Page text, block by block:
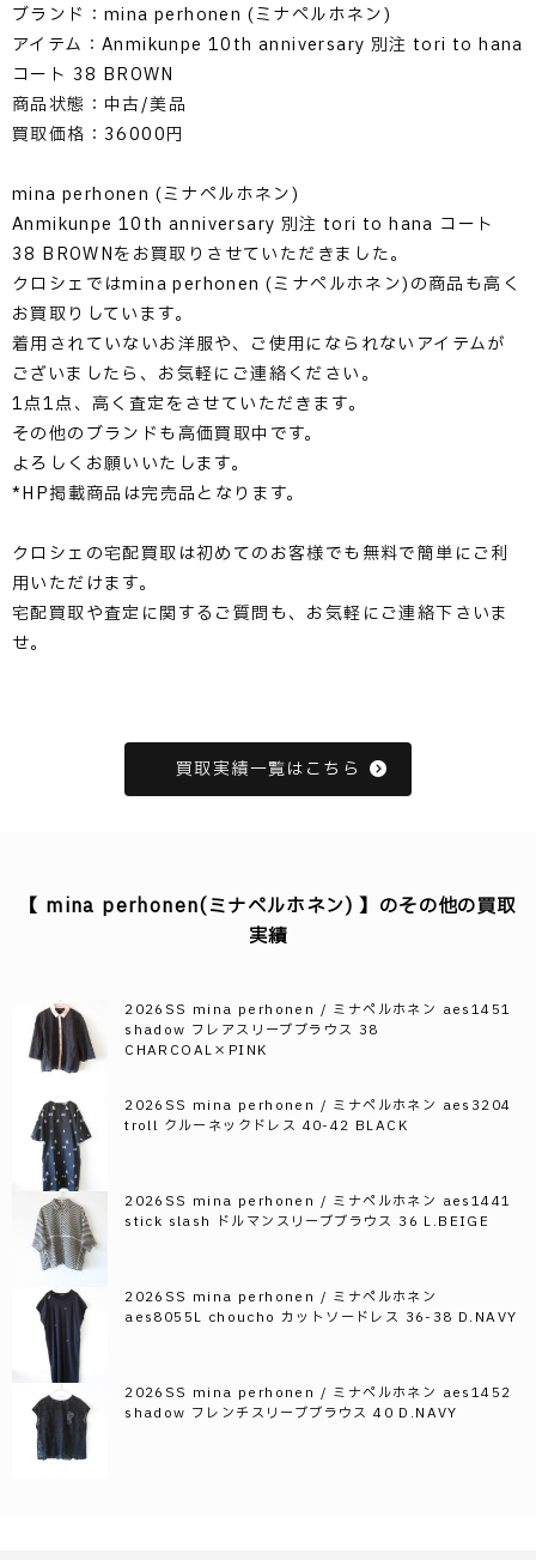
ブランド：mina perhonen (ミナペルホネン)
アイテム：Anmikunpe 10th anniversary 別注 tori to hana
コート 38 BROWN
商品状態：中古/美品
買取価格：36000円
mina perhonen (ミナペルホネン)
Anmikunpe 10th anniversary 別注 tori to hana コート
38 BROWNをお買取りさせていただきました。
クロシェではmina perhonen (ミナペルホネン)の商品も高く
お買取りしています。
着用されていないお洋服や、ご使用になられないアイテムが
ございましたら、お気軽にご連絡ください。
1点1点、高く査定をさせていただきます。
その他のブランドも高価買取中です。
よろしくお願いいたします。
*HP掲載商品は完売品となります。
クロシェの宅配買取は初めてのお客様でも無料で簡単にご利
用いただけます。
宅配買取や査定に関するご質問も、お気軽にご連絡下さいま
せ。
買取実績一覧はこちら
【 mina perhonen(ミナペルホネン) 】のその他の買取
実績
2026SS mina perhonen / ミナペルホネン aes1451
shadow フレアスリーブブラウス 38
CHARCOAL×PINK
2026SS mina perhonen / ミナペルホネン aes3204
troll クルーネックドレス 40-42 BLACK
2026SS mina perhonen / ミナペルホネン aes1441
stick slash ドルマンスリーブブラウス 36 L.BEIGE
2026SS mina perhonen / ミナペルホネン
aes8055L choucho カットソードレス 36-38 D.NAVY
2026SS mina perhonen / ミナペルホネン aes1452
shadow フレンチスリーブブラウス 40 D.NAVY